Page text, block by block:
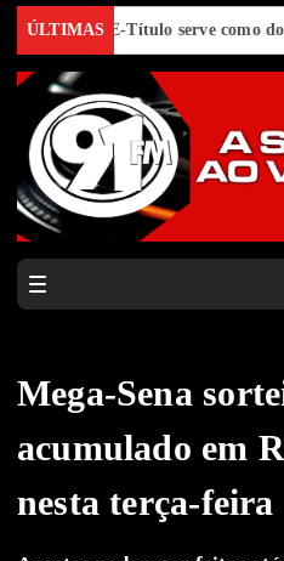
ÚLTIMASE-Título serve como
Mega-Sena
acumulado em
nesta terça-feira